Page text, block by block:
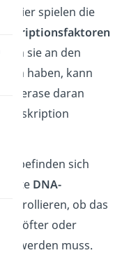
Hier spielen die
sie an den
haben, kann
daran
befinden sich
DNA-
kontrollieren, ob das
öfter oder
werden muss.